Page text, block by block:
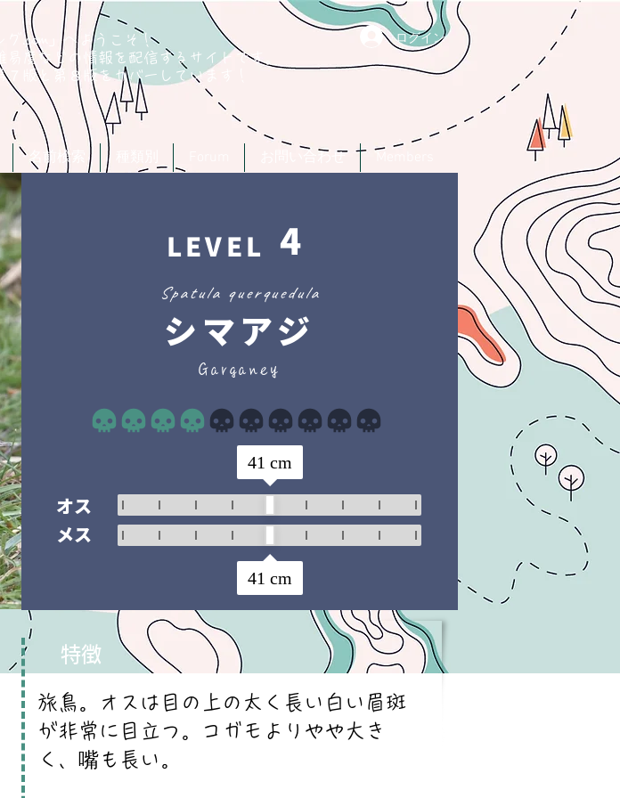
.com」へようこそ！
度などの情報を配信するサイトです。
７版と第８版をカバーしています！
ログイン
名前検索 お問い合わせ
4
LEVEL
Spatula querquedula
シマアジ
Garganey
平均評価 4 /5 まだ評価はありません
オス
メス
41 cm
41 cm
特徴
旅鳥。オスは目の上の太く長い白い眉斑
が非常に目立つ。コガモよりやや大き
く、嘴も長い。